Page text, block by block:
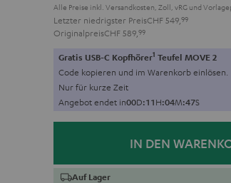
Alle Preise inkl. Versandkosten, Zoll, vRG und
Letzter niedrigster PreisCHF 549, 99
OriginalpreisCHF 589, 99
Gratis USB-C Kopfhörer1 Teufel MOVE 2
Code kopieren und im Warenkorb einlösen.
Nur für kurze Zeit
Angebot endet in00D:11H:04M:45S
IN DEN
Auf Lager